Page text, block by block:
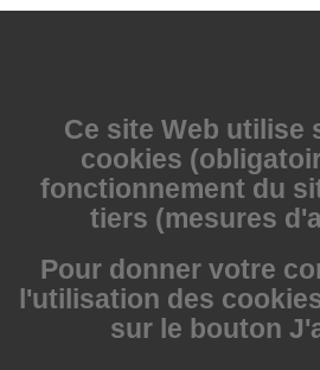
Ce site Web utilise
cookies
fonctionnement du
tiers (mesures
Pour donner votre
l'utilisation des
sur le bouton